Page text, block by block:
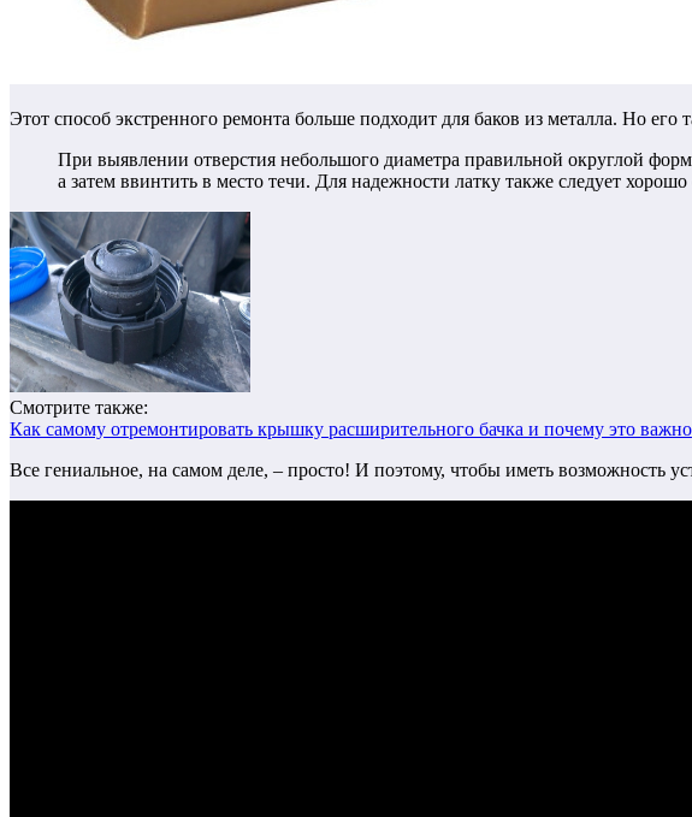
Этот способ экстренного ремонта больше подходит для баков из металла. Но
При выявлении отверстия небольшого диаметра правильной округлой
а затем ввинтить в место течи. Для надежности латку также следует
Смотрите также:
Как самому отремонтировать крышку расширительного бачка и почему это важно
Все гениальное, на самом деле, – просто! И поэтому, чтобы иметь возможность